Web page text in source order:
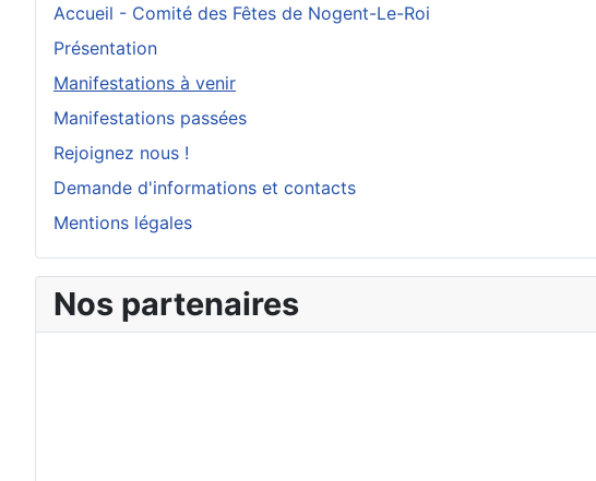
Accueil - Comité des Fêtes de Nogent-Le-Roi
Présentation
Manifestations à venir
Manifestations passées
Rejoignez nous !
Demande d'informations et contacts
Mentions légales
Nos partenaires